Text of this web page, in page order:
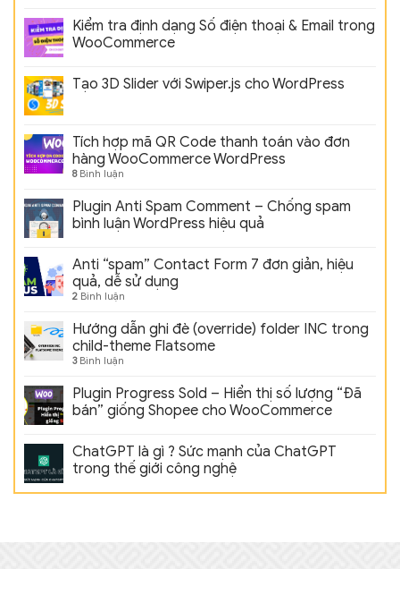
Kiểm tra định dạng Số điện thoại & Email trong
WooCommerce
Tạo 3D Slider với Swiper.js cho WordPress
Tích hợp mã QR Code thanh toán vào đơn
hàng WooCommerce WordPress
8Bình luận
Plugin Anti Spam Comment – Chống spam
bình luận WordPress hiệu quả
Anti “spam” Contact Form 7 đơn giản, hiệu
quả, dễ sử dụng
2 Bình luận
Hướng dẫn ghi đè (override) folder INC trong
child-theme Flatsome
3Bình luận
Plugin Progress Sold – Hiển thị số lượng “Đã
bán” giống Shopee cho WooCommerce
ChatGPT là gì ? Sức mạnh của ChatGPT
trong thế giới công nghệ